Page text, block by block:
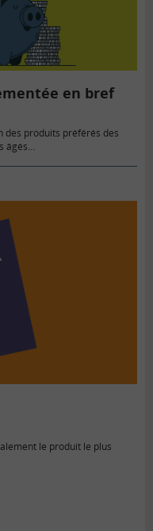
en bref
des produits préférés des
âgés…
le produit le plus